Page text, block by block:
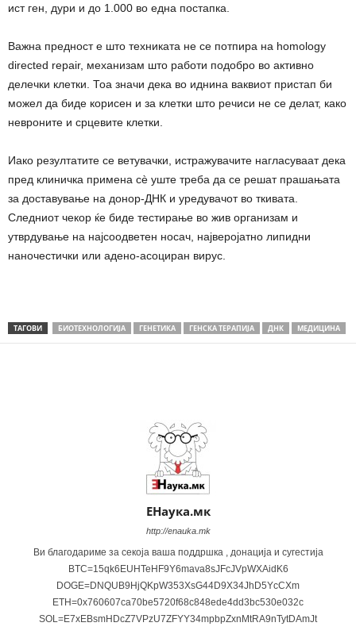
ист ген, дури и до 1.000 во една постапка.
Важна предност е што техниката не се потпира на homology
directed repair, механизам што работи подобро во активно
делечки клетки. Тоа значи дека во иднина ваквиот пристап би
можел да биде корисен и за клетки што речиси не се делат, како
невроните и срцевите клетки.
Иако резултатите се ветувачки, истражувачите нагласуваат дека
пред клиничка примена сè уште треба да се решат прашањата
за доставување на донор-ДНК и уредувачот во ткивата.
Следниот чекор ќе биде тестирање во жив организам и
утврдување на најсоодветен носач, најверојатно липидни
наночестички или адено-асоциран вирус.
ТАГОВИ БИОТЕХНОЛОГИЈА ГЕНЕТИКА ГЕНСКА ТЕРАПИЈА ДНК МЕДИЦИНА
ЕНаука.мк
http://enauka.mk
Ви благодариме за секоја ваша поддршка , донација и сугестија
BTC=15qk6EUHTeHF9Y6mava8sJFcJVpWXAidK6
DOGE=DNQUB9HjQKpW353XsG44D9X34JhD5YcCXm
ETH=0x760607ca70be5720f68c848ede4dd3bc530e032c
SOL=E7xEBsmHDcZ7VPzU7ZFYY34mpbpZxnMtRA9nTytDAmJt